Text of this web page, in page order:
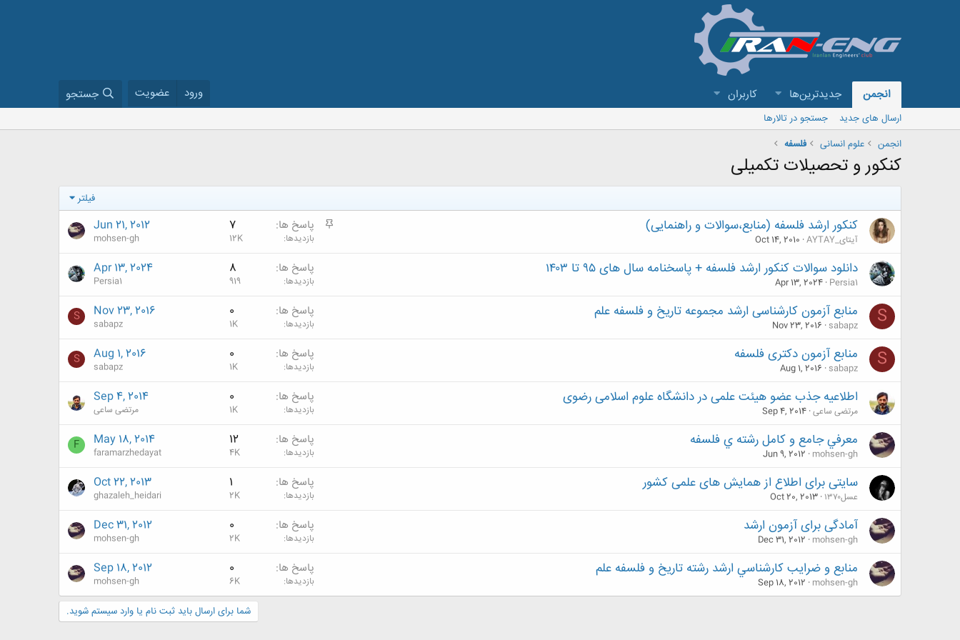
انجمن جدیدترین‌ها کاربران ورود عضویت جستجو
ارسال های جدید
جستجو در تالارها
انجمن
علوم انسانی فلسفه
کنکور و تحصیلات تکمیلی
فیلتر
م
کنکور ارشد فلسفه (منابع،سوالات و راهنمایی)
آیتای_AYTAY Oct 14, 2010
پاسخ ها 7
بازدیدها 12K
Jun 21, 2012
mohsen-gh
دانلود سوالات کنکور ارشد فلسفه + پاسخنامه سال های ۹۵ تا ۱۴۰۳
Persia1
Apr 13, 2024
پاسخ ها 8
بازدیدها 919
Apr 13, 2024
Persia1
S منابع آزمون کارشناسی ارشد مجموعه تاریخ و فلسفه علم
sabapz
Nov 23, 2016
پاسخ ها 0
بازدیدها 1K
Nov 23, 2016
sabapz
S
S منابع آزمون دکتری فلسفه
sabapz
Aug 1, 2016
پاسخ ها 0
بازدیدها 1K
Aug 1, 2016
sabapz
S
اطلاعیه جذب عضو هیئت علمی در دانشگاه علوم اسلامی رضوی
مرتضی ساعی Sep 4, 2014
پاسخ ها 0
بازدیدها 1K
Sep 4, 2014
مرتضی ساعی
معرفي جامع و كامل رشته ي فلسفه
mohsen-gh
Jun 9, 2012
پاسخ ها 12
بازدیدها 4K
May 18, 2014
faramarzhedayat
F
سایتی برای اطلاع از همایش های علمی کشور
عسل۱۳۷۰ Oct 20, 2013
پاسخ ها 1
بازدیدها 2K
Oct 22, 2013
ghazaleh_heidari
آمادگی برای آزمون ارشد
mohsen-gh
Dec 31, 2012
پاسخ ها 0
بازدیدها 2K
Dec 31, 2012
mohsen-gh
منابع و ضرایب كارشناسي ارشد رشته تاریخ و فلسفه علم
mohsen-gh
Sep 18, 2012
پاسخ ها 0
بازدیدها 6K
Sep 18, 2012
mohsen-gh
شما برای ارسال باید ثبت نام یا وارد سیستم شوید.